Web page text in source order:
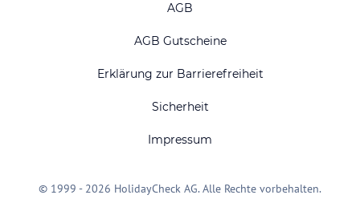
AGB
AGB Gutscheine
Erklärung zur Barrierefreiheit
Sicherheit
Impressum
© 1999 - 2026 HolidayCheck AG. Alle Rechte vorbehalten.